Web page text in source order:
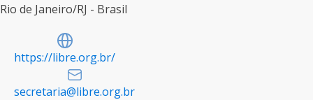
Rio de Janeiro/RJ - Brasil
https://libre.org.br/
secretaria@libre.org.br